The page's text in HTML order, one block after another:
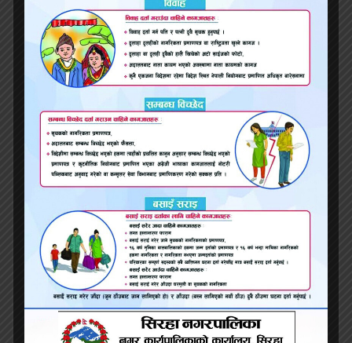
‘एक्लै बाँच्न धेरै गाह्रो छ । यसरी जीवन बाँच्नै पर्छ भन्ने छैन
। म चाहन्छु कि मानिसहरूले आफ्नो जीवनलाई महत्त्व
दिउन् । मानिसहरूले के भन्छन् त्यसको वास्ता नगर्नुहोस्
। ’सेल्भीको दोस्रो विवाहमा उनको परिवारका कोही पनि
सहभागी भएनन् । उनको दोस्रो श्रीमानका परिवारका
सदस्यहरू मात्र उपस्थित थिए ।
भास्कर भन्छन्, ‘मेरी आमाको परिवारका सदस्यहरूले
लामो समयसम्म हामीलाई बहिष्कार गरेका थिए, अब
हामीले बुझेका छौँ कि यसमा हाम्रो कुनै हानि छैन ।’